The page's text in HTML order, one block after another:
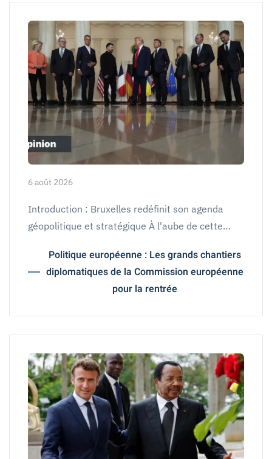
6 août 2026
Introduction : Bruxelles redéfinit son agenda
géopolitique et stratégique À l'aube de cette…
Politique européenne : Les grands chantiers
diplomatiques de la Commission européenne
pour la rentrée